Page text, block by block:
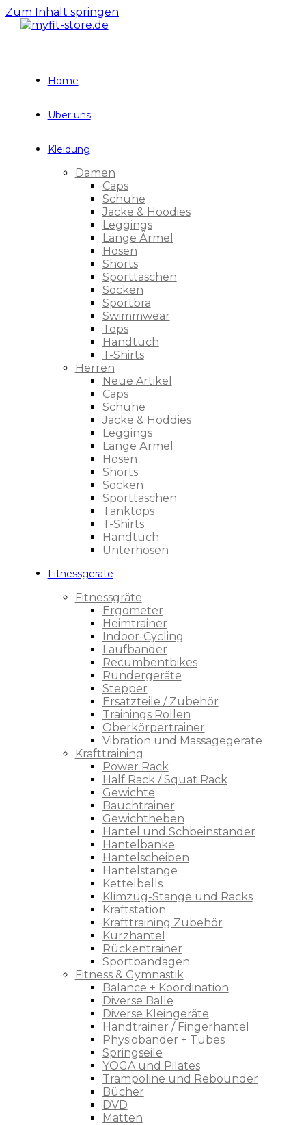
Zum Inhalt springen
Home
Über uns
Kleidung
Damen
Caps
Schuhe
Jacke & Hoodies
Leggings
Lange Ärmel
Hosen
Shorts
Sporttaschen
Socken
Sportbra
Swimmwear
Tops
Handtuch
T-Shirts
Herren
Neue Artikel
Caps
Schuhe
Jacke & Hoddies
Leggings
Lange Ärmel
Hosen
Shorts
Socken
Sporttaschen
Tanktops
T-Shirts
Handtuch
Unterhosen
Fitnessgeräte
Fitnessgräte
Ergometer
Heimtrainer
Indoor-Cycling
Laufbänder
Recumbentbikes
Rundergeräte
Stepper
Ersatzteile / Zubehör
Trainings Rollen
Oberkörpertrainer
Vibration und Massagegeräte
Krafttraining
Power Rack
Half Rack / Squat Rack
Gewichte
Bauchtrainer
Gewichtheben
Hantel und Schbeinständer
Hantelbänke
Hantelscheiben
Hantelstange
Kettelbells
Klimzug-Stange und Racks
Kraftstation
Krafttraining Zubehör
Kurzhantel
Rückentrainer
Sportbandagen
Fitness & Gymnastik
Balance + Koordination
Diverse Bälle
Diverse Kleingeräte
Handtrainer / Fingerhantel
Physiobänder + Tubes
Springseile
YOGA und Pilates
Trampoline und Rebounder
Bücher
DVD
Matten